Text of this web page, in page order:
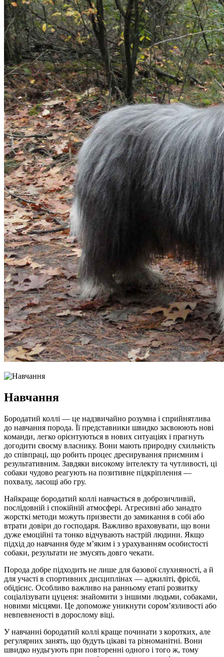
Навчання
Бородатий коллі — це надзвичайно розумна і сприйнятлива
до навчання порода. Її представники швидко засвоюють нові
команди, легко орієнтуються в нових ситуаціях і прагнуть
догодити своєму власнику. Вони мають природну схильність
до співпраці, що робить процес дресирування приємним і
результативним. Завдяки високому інтелекту та чутливості, ці
собаки чудово реагують на позитивне підкріплення —
похвалу, ласощі або гру.
Найкраще бородатий коллі навчається в доброзичливій,
послідовній і спокійній атмосфері. Агресивні або занадто
жорсткі методи можуть призвести до замикання в собі або
втрати довіри до господаря. Важливо враховувати, що вони
дуже емоційні та тонко відчувають настрій людини. Якщо
підхід до навчання буде м’яким і з урахуванням особистості
собаки, результати не змусять довго чекати.
Порода добре підходить не лише для базової слухняності, а й
для участі в спортивних дисциплінах — аджиліті, фрісбі,
обідієнс. Особливо важливо на ранньому етапі розвитку
соціалізувати цуценя: знайомити з іншими людьми, собаками,
новими місцями. Це допоможе уникнути сором’язливості або
невпевненості в дорослому віці.
У навчанні бородатий коллі краще починати з коротких, але
регулярних занять, що будуть цікаві та різноманітні. Вони
швидко нудьгують при повторенні одного і того ж, тому